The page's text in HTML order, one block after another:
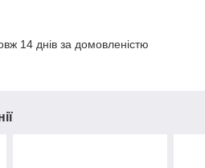
14 днів за домовленістю